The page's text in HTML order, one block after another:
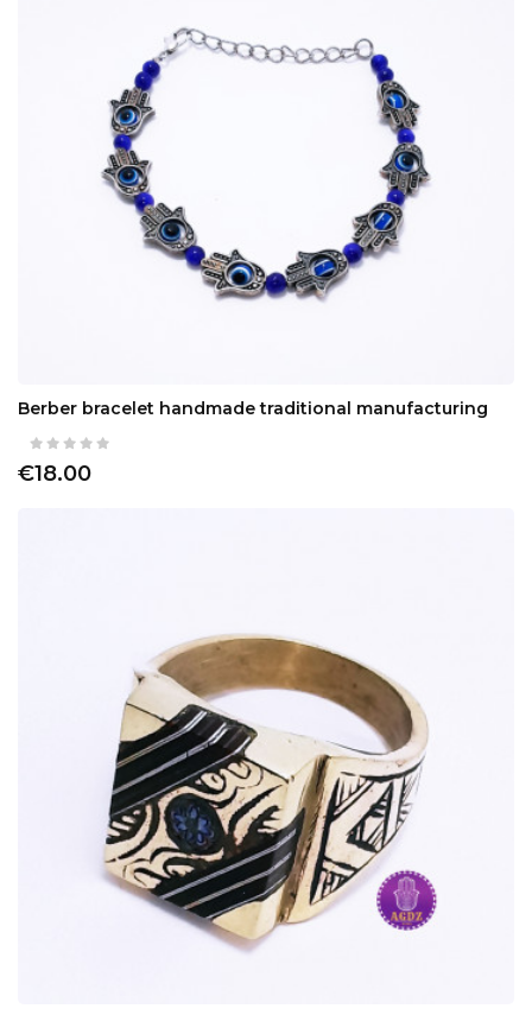
Berber bracelet handmade traditional manufacturing
€18.00